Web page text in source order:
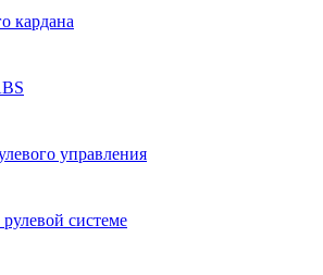
кардана
управления
системе